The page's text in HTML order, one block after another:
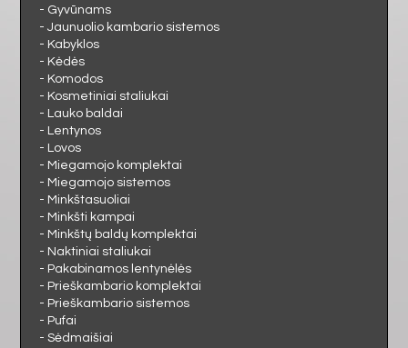
BIURAS
VONIA
- Gyvūnams
- Jaunuolio kambario sistemos
- Kabyklos
- Kėdės
- Komodos
- Kosmetiniai staliukai
- Lauko baldai
- Lentynos
- Lovos
- Miegamojo komplektai
- Miegamojo sistemos
- Minkštasuoliai
- Minkšti kampai
- Minkštų baldų komplektai
- Naktiniai staliukai
- Pakabinamos lentynėlės
- Prieškambario komplektai
- Prieškambario sistemos
- Pufai
- Sėdmaišiai